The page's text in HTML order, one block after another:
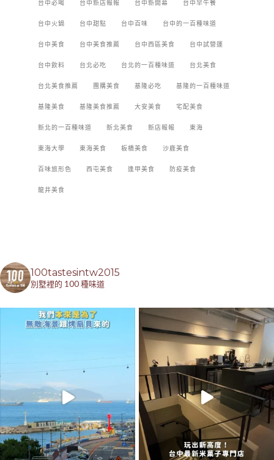
台中必喝 台中新店報報 台中新開幕 台中早午餐
台中火鍋 台中甜點 台中百味 台中的一百種味道
台中美食 台中美食推薦 台中西區美食 台中試營運
台中飲料 台北必吃 台北的一百種味道 台北美食
台北美食推薦 團購美食 基隆必吃 基隆的一百種味道
基隆美食 基隆美食推薦 大安美食 宅配美食
新北的一百種味道 新北美食 新店報報 東海
東海大學 東海美食 板橋美食 沙鹿美食
百味旅形色 西屯美食 逢甲美食 防疫美食
龍井美食
100tastesintw2015
別墅裡的 100 種味道